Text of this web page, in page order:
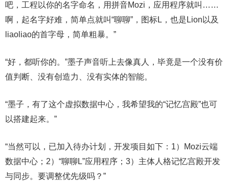
吧，工程以你的名字命名，用拼音Mozi，应用程序就叫……
啊，起名字好难，简单点就叫“聊聊”，图标L，也是Lion以及
liaoliao的首字母，简单粗暴。”
“好，都听你的。”墨子声音听上去像真人，毕竟是一个没有价
值判断、没有创造力、没有实体的智能。
“墨子，有了这个虚拟数据中心，我希望我的“记忆宫殿”也可
以搭建起来。”
“当然可以，已加入待办计划，开发项目如下：1）Mozi云端
数据中心；2）“聊聊L”应用程序；3）主体人格记忆宫殿开发
与同步。要调整优先级吗？”